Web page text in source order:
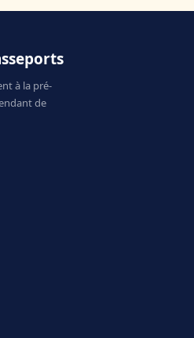
à la pré-
de